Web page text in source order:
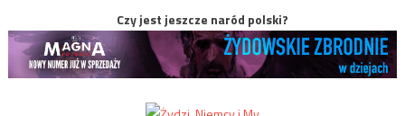
Czy jest jeszcze naród polski?